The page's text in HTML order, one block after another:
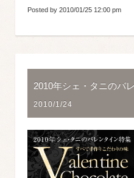
Posted by 2010/01/25 12:00 pm
2010年シェ・タニのバ
2010/1/24